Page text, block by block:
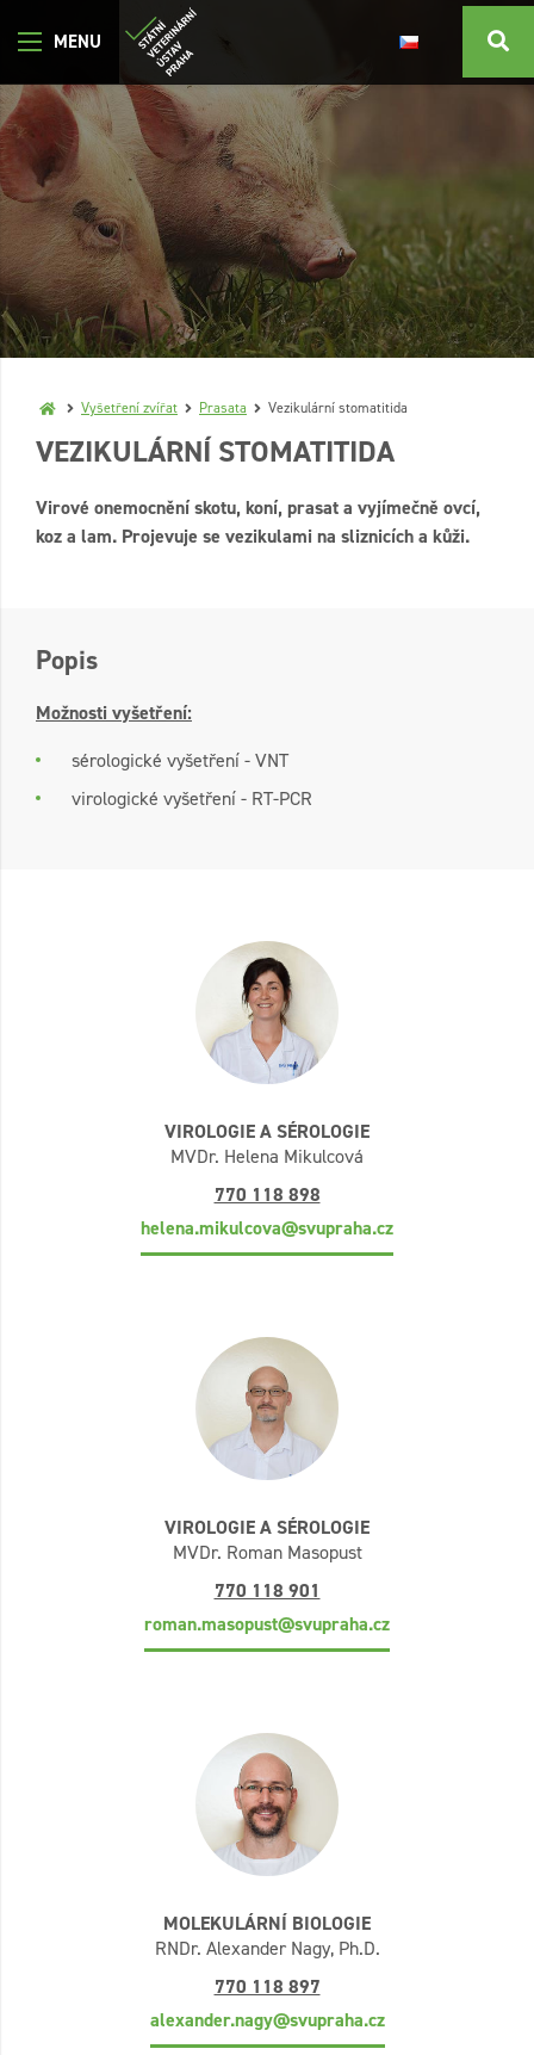
Vyšetření zvířat Prasata Vezikulární stomatitida
VEZIKULÁRNÍ STOMATITIDA
Virové onemocnění skotu, koní, prasat a vyjímečně ovcí,
koz a lam. Projevuje se vezikulami na sliznicích a kůži.
Popis
Možnosti vyšetření:
sérologické vyšetření - VNT
virologické vyšetření - RT-PCR
VIROLOGIE A SÉROLOGIE
MVDr. Helena Mikulcová
770 118 898
helena.mikulcova@svupraha.cz
VIROLOGIE A SÉROLOGIE
MVDr. Roman Masopust
770 118 901
roman.masopust@svupraha.cz
MOLEKULÁRNÍ BIOLOGIE
RNDr. Alexander Nagy, Ph.D.
770 118 897
alexander.nagy@svupraha.cz